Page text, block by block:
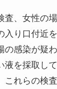
査、女性の
入り口付近
の感染が疑
液を採取し
これらの検